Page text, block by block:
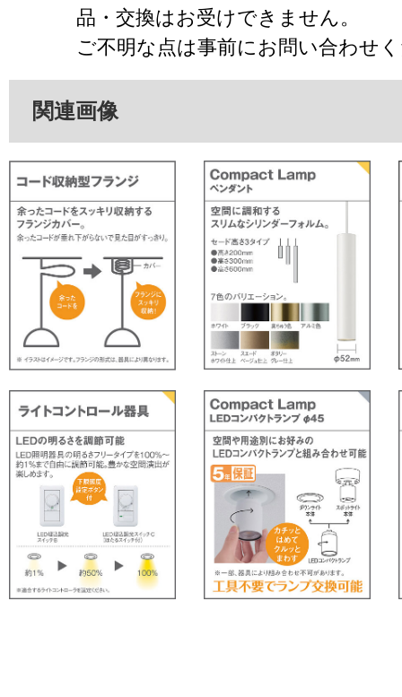
品・交換はお受けできません。
ご不明な点は事前にお問い合わせ
関連画像